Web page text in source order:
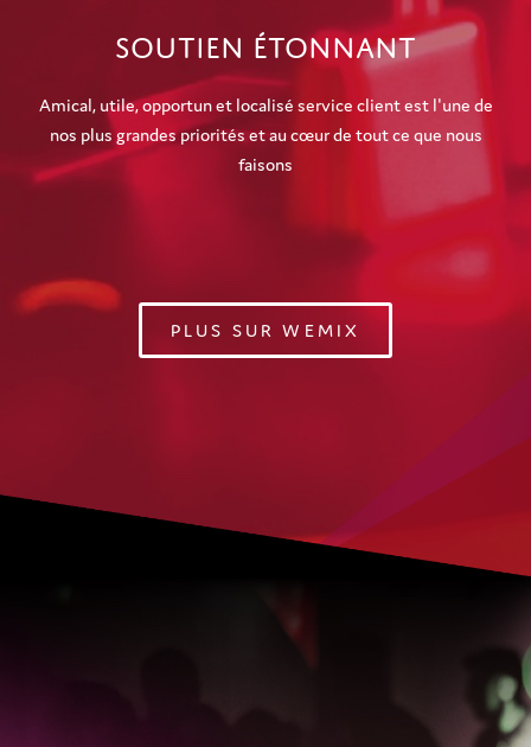
Soutien Étonnant
Amical, utile, opportun et localisé service client est l'une de
nos plus grandes priorités et au cœur de tout ce que nous
faisons
PLUS SUR WEMIX